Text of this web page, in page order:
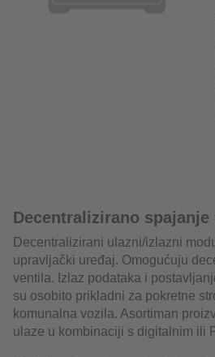
Decentralizirano
Decentralizirani ulazni/izlazni
upravljački uređaj. Omogućuju
ventila. Izlaz podataka i
su osobito prikladni za pokretne
komunalna vozila. Asortiman
ulaze u kombinaciji s digitalnim ili